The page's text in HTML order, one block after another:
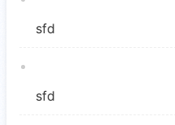
sfd
sfd